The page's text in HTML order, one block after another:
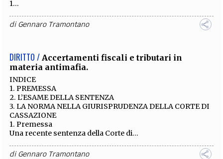
1...
diGennaro Tramontano
DIRITTO / Accertamenti fiscali e tributari in
materia antimafia.
INDICE
1. PREMESSA
2. L’ESAME DELLA SENTENZA
3. LA NORMA NELLA GIURISPRUDENZA DELLA CORTE DI
CASSAZIONE
1. Premessa
Una recente sentenza della Corte di...
diGennaro Tramontano